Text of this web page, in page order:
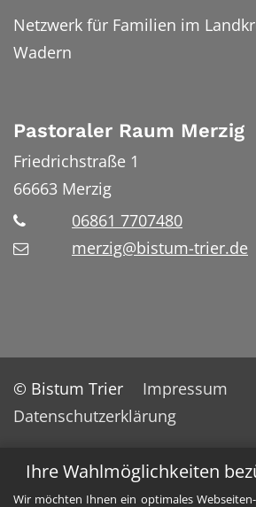
Ihre Wahlmöglichkeiten
Wir möchten Ihnen ein optimales
Netzwerk für Familien im
Wadern
Pastoraler Raum Merzig
Friedrichstraße 1
66663 Merzig
06861 7707480
merzig@bistum-trier.de
© Bistum Trier
Impressum
Datenschutzerklärung